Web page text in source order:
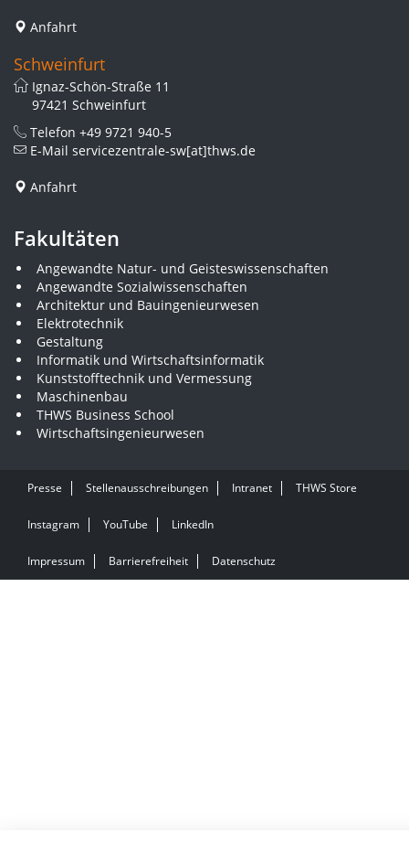
Anfahrt
Schweinfurt
Ignaz-Schön-Straße 11
97421 Schweinfurt
Telefon +49 9721 940-5
E-Mail servicezentrale-sw[at]thws.de
Anfahrt
Fakultäten
Angewandte Natur- und Geisteswissenschaften
Angewandte Sozialwissenschaften
Architektur und Bauingenieurwesen
Elektrotechnik
Gestaltung
Informatik und Wirtschaftsinformatik
Kunststofftechnik und Vermessung
Maschinenbau
THWS Business School
Wirtschaftsingenieurwesen
Presse Stellenausschreibungen Intranet THWS Store
Instagram YouTube LinkedIn
Impressum Barrierefreiheit Datenschutz